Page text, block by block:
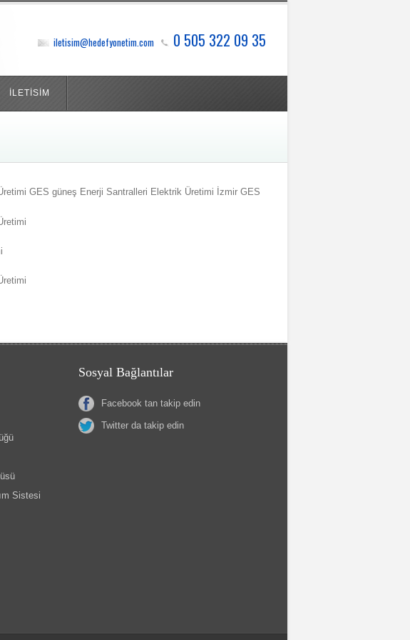
iletisim@hedefyonetim.com 0 505 322 09 35
İLETİSİM
GES güneş Enerji Santralleri Elektrik Üretimi İzmir GES
Sistesi
Sosyal Bağlantılar
Facebook tan takip edin
Twitter da takip edin